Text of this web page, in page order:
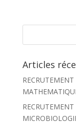
c
e
c
h
r
:
Articles